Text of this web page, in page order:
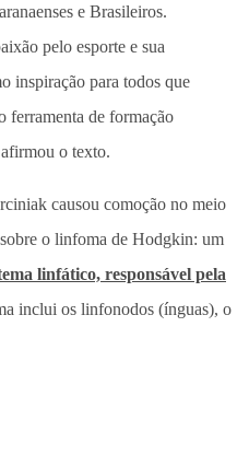
e Brasileiros.
pelo esporte e sua
inspiração para todos que
ferramenta de formação
o texto.
causou comoção no meio
o linfoma de Hodgkin: um
linfático, responsável pela
inclui os linfonodos (ínguas), o